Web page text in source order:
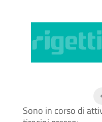
Sono in corso di